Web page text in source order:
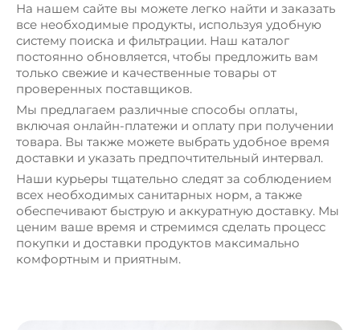
На нашем сайте вы можете легко найти и заказать
все необходимые продукты, используя удобную
систему поиска и фильтрации. Наш каталог
постоянно обновляется, чтобы предложить вам
только свежие и качественные товары от
проверенных поставщиков.
Мы предлагаем различные способы оплаты,
включая онлайн-платежи и оплату при получении
товара. Вы также можете выбрать удобное время
доставки и указать предпочтительный интервал.
Наши курьеры тщательно следят за соблюдением
всех необходимых санитарных норм, а также
обеспечивают быструю и аккуратную доставку. Мы
ценим ваше время и стремимся сделать процесс
покупки и доставки продуктов максимально
комфортным и приятным.